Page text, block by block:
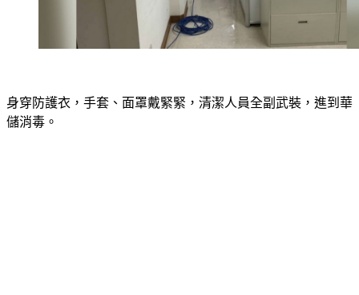
身穿防護衣，手套、面罩戴緊緊，清潔人員全副武裝，進到華
儲消毒。